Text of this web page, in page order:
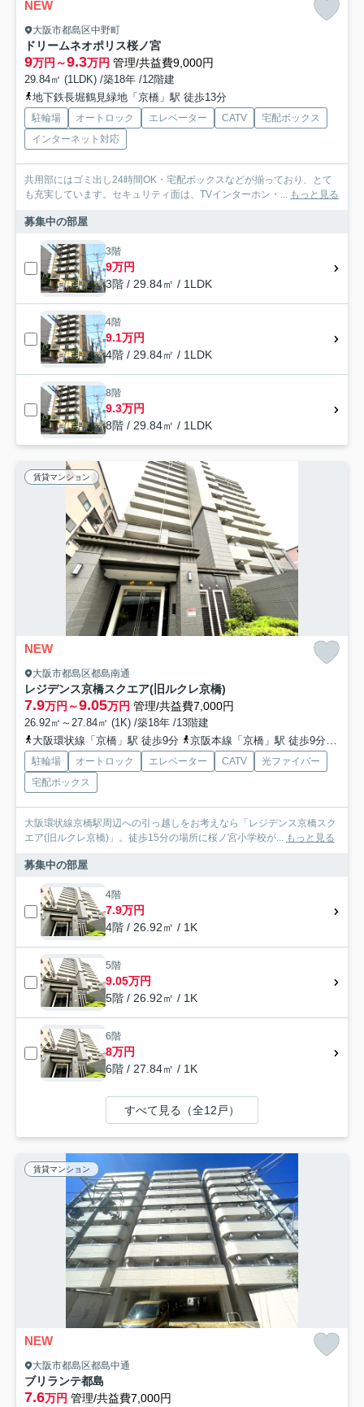
NEW
大阪市都島区中野町
ドリームネオポリス桜ノ宮
9万円～9.3万円 管理/共益費9,000円
29.84㎡ (1LDK) /築18年 /12階建
地下鉄長堀鶴見緑地「京橋」駅 徒歩13分
駐輪場 オートロック エレベーター CATV
宅配ボックス
インターネット対応
共用部にはゴミ出し24時間OK・宅配ボックスなどが揃っており、とて
も充実しています。セキュリティ面は、TVインターホン・... もっと見る
募集中の部屋
3階
9万円
3階 / 29.84㎡ / 1LDK
4階
9.1万円
4階 / 29.84㎡ / 1LDK
8階
9.3万円
8階 / 29.84㎡ / 1LDK
賃貸マンション
NEW
大阪市都島区都島南通
レジデンス京橋スクエア(旧ルクレ京橋)
7.9万円～9.05万円 管理/共益費7,000円
26.92㎡～27.84㎡ (1K) /築18年 /13階建
大阪環状線「京橋」駅 徒歩9分
京阪本線「京橋」駅 徒歩9分
駐輪場 オートロック エレベーター CATV
光ファイバー
宅配ボックス
大阪環状線京橋駅周辺への引っ越しをお考えなら「レジデンス京橋スク
エア(旧ルクレ京橋)」。徒歩15分の場所に桜ノ宮小学校が... もっと見る
募集中の部屋
4階
7.9万円
4階 / 26.92㎡ / 1K
5階
9.05万円
5階 / 26.92㎡ / 1K
6階
8万円
6階 / 27.84㎡ / 1K
すべて見る（全12戸）
賃貸マンション
NEW
大阪市都島区都島中通
ブリランテ都島
7.6万円 管理/共益費7,000円